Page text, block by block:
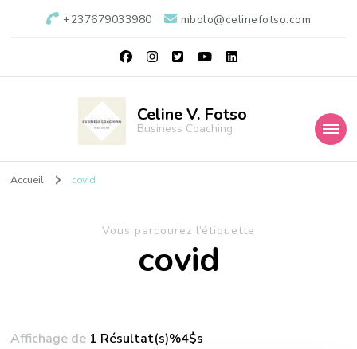
+237679033980 mbolo@celinefotso.com
Celine V. Fotso
Business Coaching
Accueil covid
Vous parcourez l’étiquette
covid
Affichage de 1 Résultat(s)%4$s